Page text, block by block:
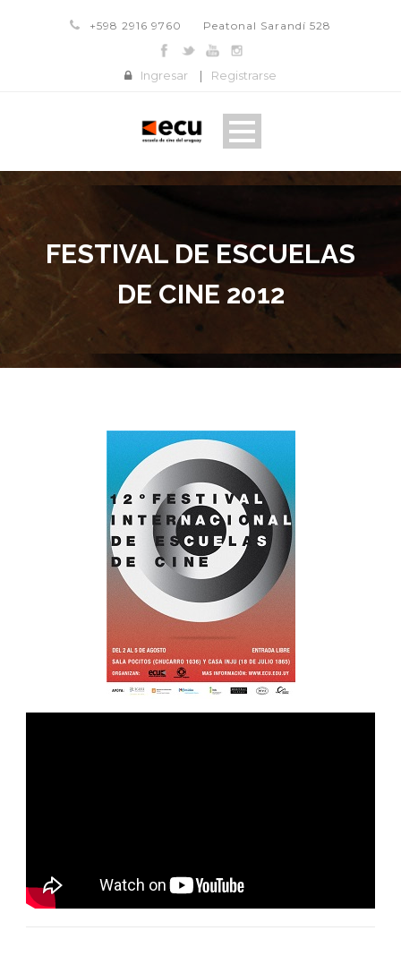
+598 2916 9760 Peatonal Sarandí 528
Ingresar | Registrarse
FESTIVAL DE ESCUELAS
DE CINE 2012